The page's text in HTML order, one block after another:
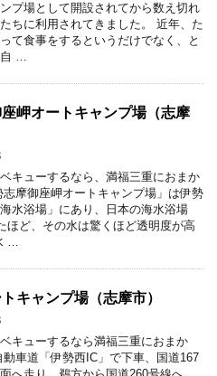
プ場として開設されてから数え切れ
ちに利用されてきました。 近年、た
て食事をするというだけでなく、と
自 …
岬オートキャンプ場（志摩
キューするなら、満福三重におまか
摩御座岬オートキャンプ場」は伊勢
水浴場」にあり、日本の海水浴場
ほど、その水は驚くほど透明度が高
…
キャンプ場（志摩市）
キューするなら満福三重におまか
車道「伊勢西IC」で下車、国道167